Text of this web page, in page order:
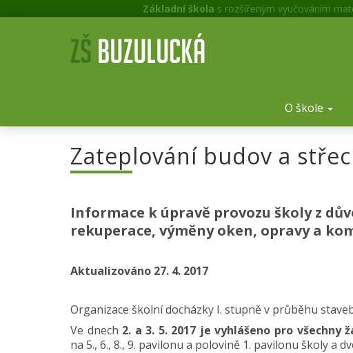
Základní škola s rozšířeným vyučováním
O škole
Zateplování budov a
Informace k úpravě provozu školy z
rekuperace, výměny oken, opravy a
Aktualizováno 27. 4. 2017
Organizace školní docházky I. stupně v průběhu
Ve dnech 2. a 3. 5. 2017 je vyhlášeno pro všechny
na 5., 6., 8., 9. pavilonu a polovině 1. pavilonu školy a